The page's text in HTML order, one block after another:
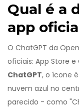
Qual é a
app
O ChatGPT da
oficiais: App Store
ChatGPT, o ícone
nuvem azul no
parecido - como